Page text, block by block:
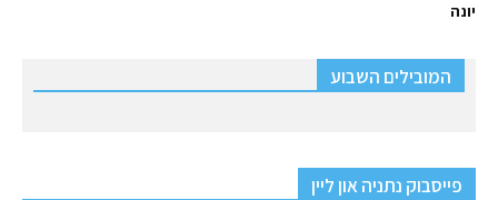
יונה
המובילים השבוע
פייסבוק נתניה און ליין